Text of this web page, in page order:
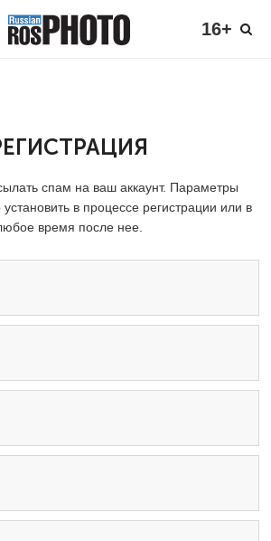
16+
спам на ваш аккаунт. Параметры
в процессе регистрации или в
время после нее.